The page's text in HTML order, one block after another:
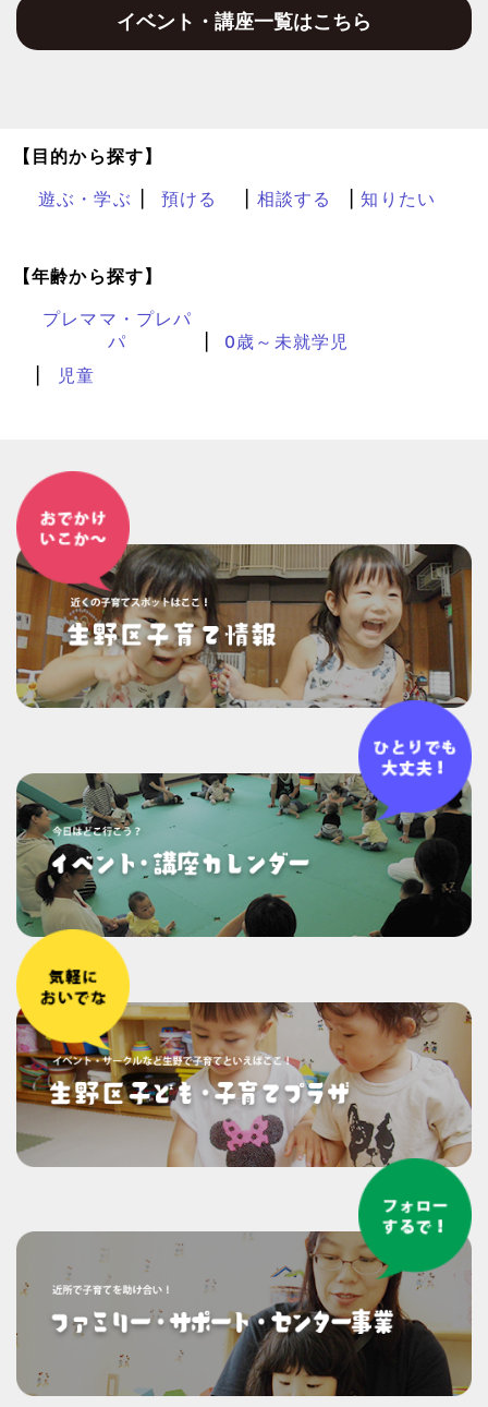
イベント・講座一覧はこちら
【目的から探す】
遊ぶ・学ぶ 預ける 相談する 知りたい
【年齢から探す】
プレママ・プレパ
パ
0歳～未就学児
児童